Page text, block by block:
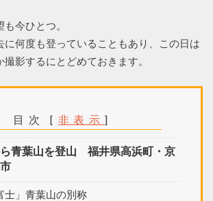
今ひとつ。
に何度も登っていることもあり、この日は
影するにとどめておきます。
目次 [ 非表示 ]
青葉山を登山 福井県高浜町・京
士」青葉山の別称